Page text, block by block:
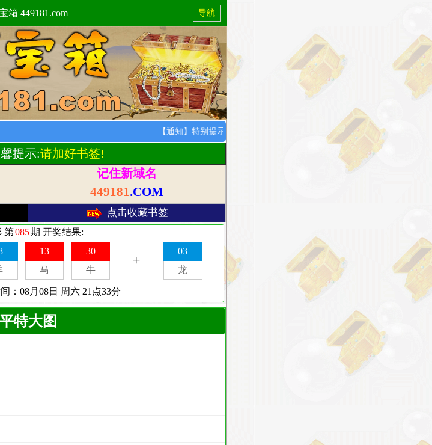
箱 449181.com 导航
【通知】特别提示：8月1日开始，所以会员资料正常更新，特此通知！
提示:请加好书签!
记住新域名
449181.COM
点击收藏书签
平特大图